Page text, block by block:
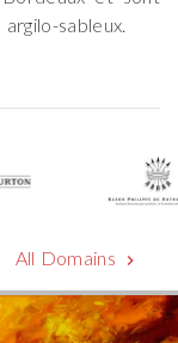
sableux.
All Domains chevron_right